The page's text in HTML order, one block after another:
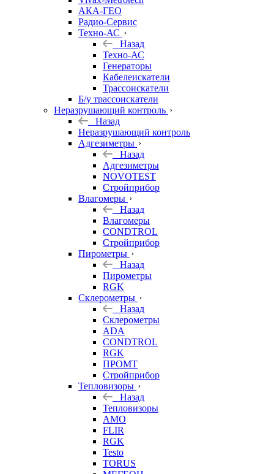
АКА-ГЕО
Радио-Сервис
Техно-АС
Назад
Техно-АС
Генераторы
Кабелеискатели
Трассоискатели
Б/у трассоискатели
Неразрушающий контроль
Назад
Неразрушающий контроль
Адгезиметры
Назад
Адгезиметры
NOVOTEST
Стройприбор
Влагомеры
Назад
Влагомеры
CONDTROL
Стройприбор
Пирометры
Назад
Пирометры
RGK
Склерометры
Назад
Склерометры
ADA
CONDTROL
RGK
ПРОМТ
Стройприбор
Тепловизоры
Назад
Тепловизоры
AMO
FLIR
RGK
Testo
TORUS